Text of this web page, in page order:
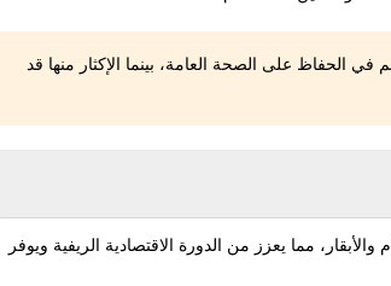
الحفاظ على الصحة العامة، بينما الإكثار منها قد
مما يعزز من الدورة الاقتصادية الريفية ويوفر